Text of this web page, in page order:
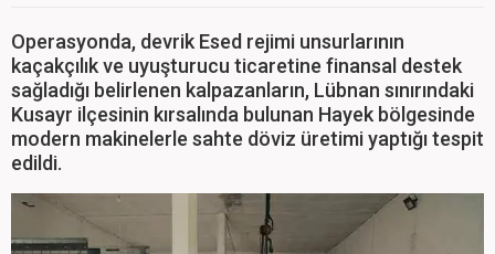
Operasyonda, devrik Esed rejimi unsurlarının
kaçakçılık ve uyuşturucu ticaretine finansal destek
sağladığı belirlenen kalpazanların, Lübnan sınırındaki
Kusayr ilçesinin kırsalında bulunan Hayek bölgesinde
modern makinelerle sahte döviz üretimi yaptığı tespit
edildi.